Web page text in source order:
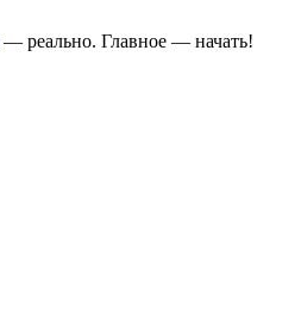
— реально. Главное — начать!